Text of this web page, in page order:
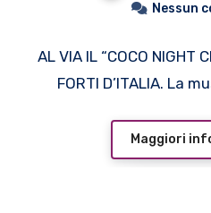
Nessun
AL VIA IL “COCO NIGHT
FORTI D’ITALIA. La
Maggiori